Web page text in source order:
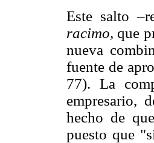
Este salto
racimo, que
nueva
fuente de
77). La
empresario,
hecho de
puesto que